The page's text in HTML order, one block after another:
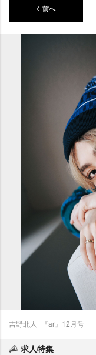
前へ
吉野北人=『ar』12月号
求人特集